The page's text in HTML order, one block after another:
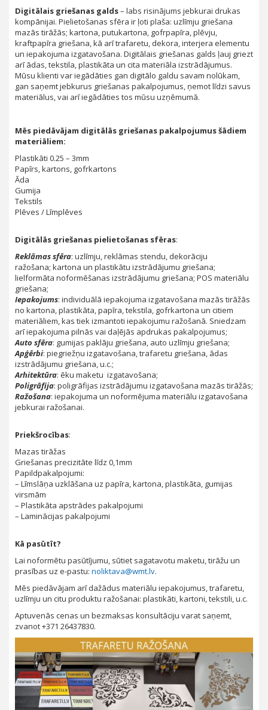
Digitālais griešanas galds– labs risinājums jebkurai drukas
kompānijai. Pielietošanas sfēra ir ļoti plaša: uzlīmju griešana
mazās tirāžās; kartona, putukartona, gofrpapīra, plēvju,
kraftpapīra griešana, kā arī trafaretu, dekora, interjera elementu
un iepakojuma izgatavošana. Digitālais griešanas galds ļauj griezt
arī ādas, tekstila, plastikāta un cita materiāla izstrādājumus.
Mūsu klienti var iegādāties gan digitālo galdu savam nolūkam,
gan saņemt jebkurus griešanas pakalpojumus, ņemot līdzi savus
materiālus, vai arī iegādāties tos mūsu uzņēmumā.
Mēs piedāvājam digitālās griešanas pakalpojumus šādiem
materiāliem:
Plastikāti 0.25 – 3mm
Papīrs, kartons, gofrkartons
Āda
Gumija
Tekstils
Plēves / Līmplēves
Digitālās griešanas pielietošanas sfēras:
Reklāmas sfēra: uzlīmju, reklāmas stendu, dekorāciju
ražošana; kartona un plastikātu izstrādājumu griešana;
lielformāta noformēšanas izstrādājumu griešana; POS materiālu
griešana;
Iepakojums: individuālā iepakojuma izgatavošana mazās tirāžās
no kartona, plastikāta, papīra, tekstila, gofrkartona un citiem
materiāliem, kas tiek izmantoti iepakojumu ražošanā. Sniedzam
arī iepakojuma pilnās vai daļējās apdrukas pakalpojumus;
Auto sfēra: gumijas paklāju griešana, auto uzlīmju griešana;
Apģērbi: piegriežņu izgatavošana, trafaretu griešana, ādas
izstrādājumu griešana, u.c.;
Arhitektūra: ēku maketu izgatavošana;
Poligrāfija: poligrāfijas izstrādājumu izgatavošana mazās tirāžās;
Ražošana: iepakojuma un noformējuma materiālu izgatavošana
jebkurai ražošanai.
Priekšrocības:
Mazas tirāžas
Griešanas precizitāte līdz 0,1mm
Papildpakalpojumi:
– Līmslāņa uzklāšana uz papīra, kartona, plastikāta, gumijas
virsmām
– Plastikāta apstrādes pakalpojumi
– Laminācijas pakalpojumi
Kā pasūtīt?
Lai noformētu pasūtījumu, sūtiet sagatavotu maketu, tirāžu un
prasības uz e-pastu: noliktava@wmt.lv.
Mēs piedāvājam arī dažādus materiālu iepakojumus, trafaretu,
uzlīmju un citu produktu ražošanai: plastikāti, kartoni, tekstili, u.c.
Aptuvenās cenas un bezmaksas konsultāciju varat saņemt,
zvanot +371 26437830.